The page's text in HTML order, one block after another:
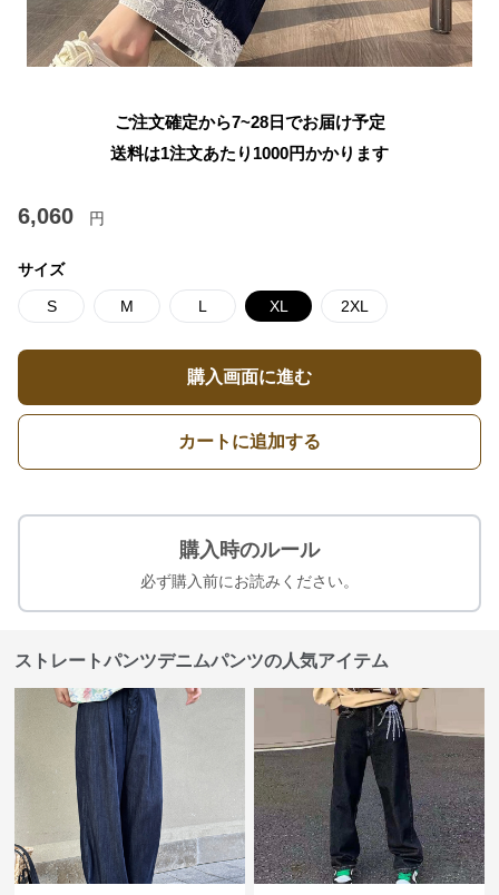
ご注文確定から7~28日でお届け予定
送料は1注文あたり 1000円かかります
6,060 円
サイズ
S M L XL 2XL
購入画面に進む
カートに追加する
購入時のルール
必ず購入前にお読みください。
ストレートパンツデニムパンツの人気アイテム